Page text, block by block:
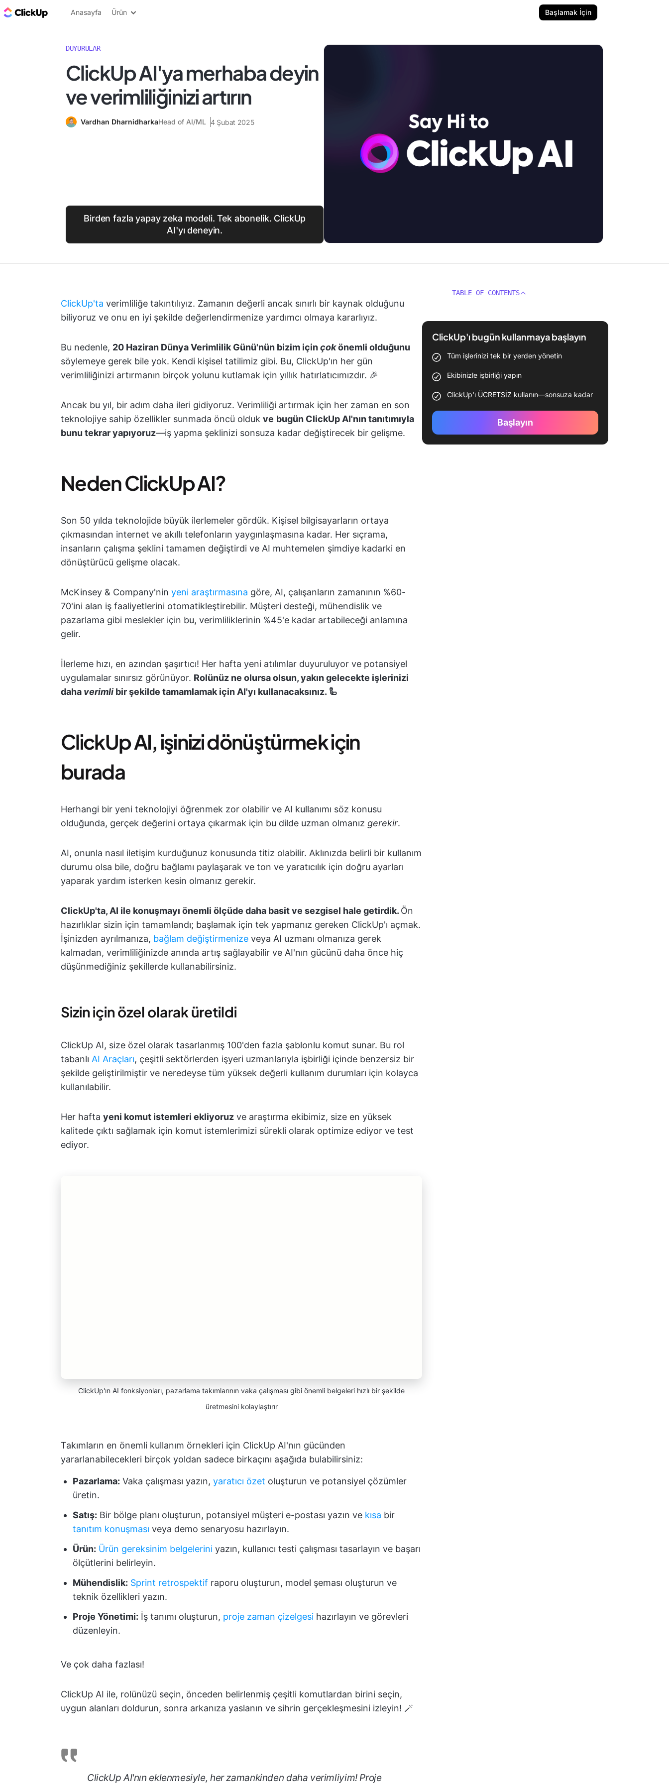
ClickUp Blog
Anasayfa Ürün Başlamak İçin
DUYURULAR
ClickUp AI'ya merhaba deyin
ve verimliliğinizi artırın
Vardhan DharnidharkaHead of AI/ML 4 Şubat 2025
Birden fazla yapay zeka modeli. Tek abonelik. ClickUp
AI'yı deneyin.
ClickUp'ta verimliliğe takıntılıyız. Zamanın değerli ancak sınırlı bir kaynak olduğunu
biliyoruz ve onu en iyi şekilde değerlendirmenize yardımcı olmaya kararlıyız.
Bu nedenle, 20 Haziran Dünya Verimlilik Günü'nün bizim içinçokönemli olduğunu
söylemeye gerek bile yok. Kendi kişisel tatilimiz gibi. Bu, ClickUp'ın her gün
verimliliğinizi artırmanın birçok yolunu kutlamak için yıllık hatırlatıcımızdır. 🎉
Ancak bu yıl, bir adım daha ileri gidiyoruz. Verimliliği artırmak için her zaman en son
teknolojiye sahip özellikler sunmada öncü olduk ve bugün ClickUp AI'nın tanıtımıyla
bunu tekrar yapıyoruz—iş yapma şeklinizi sonsuza kadar değiştirecek bir gelişme.
Neden ClickUp AI?
Son 50 yılda teknolojide büyük ilerlemeler gördük. Kişisel bilgisayarların ortaya
çıkmasından internet ve akıllı telefonların yaygınlaşmasına kadar. Her sıçrama,
insanların çalışma şeklini tamamen değiştirdi ve AI muhtemelen şimdiye kadarki en
dönüştürücü gelişme olacak.
McKinsey & Company'nin yeni araştırmasına göre, AI, çalışanların zamanının %60-
70'ini alan iş faaliyetlerini otomatikleştirebilir. Müşteri desteği, mühendislik ve
pazarlama gibi meslekler için bu, verimliliklerinin %45'e kadar artabileceği anlamına
gelir.
İlerleme hızı, en azından şaşırtıcı! Her hafta yeni atılımlar duyuruluyor ve potansiyel
uygulamalar sınırsız görünüyor. Rolünüz ne olursa olsun, yakın gelecekte işlerinizi
daha verimli bir şekilde tamamlamak için AI'yı kullanacaksınız. 🦾
ClickUp AI, işinizi dönüştürmek için
burada
Herhangi bir yeni teknolojiyi öğrenmek zor olabilir ve AI kullanımı söz konusu
olduğunda, gerçek değerini ortaya çıkarmak için bu dilde uzman olmanız gerekir.
AI, onunla nasıl iletişim kurduğunuz konusunda titiz olabilir. Aklınızda belirli bir kullanım
durumu olsa bile, doğru bağlamı paylaşarak ve ton ve yaratıcılık için doğru ayarları
yaparak yardım isterken kesin olmanız gerekir.
ClickUp'ta, AI ile konuşmayı önemli ölçüde daha basit ve sezgisel hale getirdik. Ön
hazırlıklar sizin için tamamlandı; başlamak için tek yapmanız gereken ClickUp'ı açmak.
İşinizden ayrılmanıza, bağlam değiştirmenize veya AI uzmanı olmanıza gerek
kalmadan, verimliliğinizde anında artış sağlayabilir ve AI'nın gücünü daha önce hiç
düşünmediğiniz şekillerde kullanabilirsiniz.
Sizin için özel olarak üretildi
ClickUp AI, size özel olarak tasarlanmış 100'den fazla şablonlu komut sunar. Bu rol
tabanlı AI Araçları, çeşitli sektörlerden işyeri uzmanlarıyla işbirliği içinde benzersiz bir
şekilde geliştirilmiştir ve neredeyse tüm yüksek değerli kullanım durumları için kolayca
kullanılabilir.
Her hafta yeni komut istemleri ekliyoruz ve araştırma ekibimiz, size en yüksek
kalitede çıktı sağlamak için komut istemlerimizi sürekli olarak optimize ediyor ve test
ediyor.
ClickUp'ın AI fonksiyonları, pazarlama takımlarının vaka çalışması gibi önemli belgeleri hızlı bir şekilde
üretmesini kolaylaştırır
Takımların en önemli kullanım örnekleri için ClickUp AI'nın gücünden
yararlanabilecekleri birçok yoldan sadece birkaçını aşağıda bulabilirsiniz:
Pazarlama: Vaka çalışması yazın, yaratıcı özet oluşturun ve potansiyel çözümler
üretin.
Satış: Bir bölge planı oluşturun, potansiyel müşteri e-postası yazın ve kısa bir
tanıtım konuşması veya demo senaryosu hazırlayın.
Ürün: Ürün gereksinim belgelerini yazın, kullanıcı testi çalışması tasarlayın ve başarı
ölçütlerini belirleyin.
Mühendislik: Sprint retrospektif raporu oluşturun, model şeması oluşturun ve
teknik özellikleri yazın.
Proje Yönetimi: İş tanımı oluşturun, proje zaman çizelgesi hazırlayın ve görevleri
düzenleyin.
Ve çok daha fazlası!
ClickUp AI ile, rolünüzü seçin, önceden belirlenmiş çeşitli komutlardan birini seçin,
uygun alanları doldurun, sonra arkanıza yaslanın ve sihrin gerçekleşmesini izleyin! 🪄
ClickUp AI'nın eklenmesiyle, her zamankinden daha verimliyim! Proje
TABLE OF CONTENTS
ClickUp'ı bugün kullanmaya başlayın
Tüm işlerinizi tek bir yerden yönetin
Ekibinizle işbirliği yapın
ClickUp'ı ÜCRETSİZ kullanın—sonsuza kadar
Başlayın